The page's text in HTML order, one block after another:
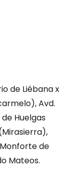
de Liébana x
Avd.
Huelgas
de
Mateos.